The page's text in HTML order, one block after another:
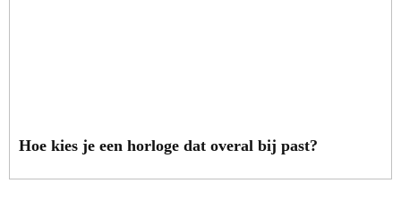
Hoe kies je een horloge dat overal bij past?